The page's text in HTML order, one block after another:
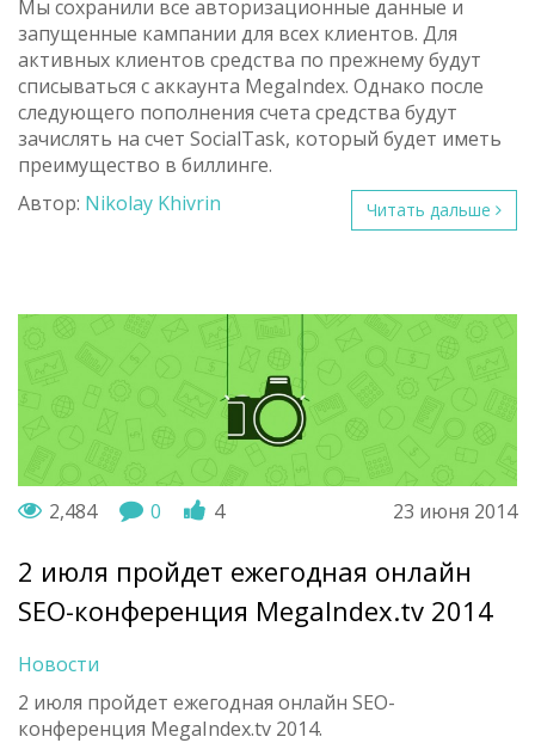
Мы сохранили все авторизационные данные и
запущенные кампании для всех клиентов. Для
активных клиентов средства по прежнему будут
списываться с аккаунта MegaIndex. Однако после
следующего пополнения счета средства будут
зачислять на счет SocialTask, который будет иметь
преимущество в биллинге.
Читать дальше
Автор: Nikolay Khivrin
23 июня 2014
2,484 0 4
2 июля пройдет ежегодная онлайн
SEO-конференция MegaIndex.tv 2014
Новости
2 июля пройдет ежегодная онлайн SEO-
конференция MegaIndex.tv 2014.